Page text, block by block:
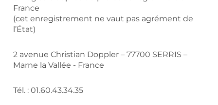
France
(cet enregistrement ne vaut pas agrément de
l’État)
2 avenue Christian Doppler – 77700 SERRIS –
Marne la Vallée - France
Tél. : 01.60.43.34.35